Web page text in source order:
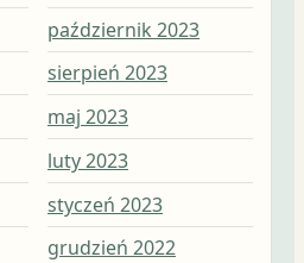
październik 2023
sierpień 2023
maj 2023
luty 2023
styczeń 2023
grudzień 2022